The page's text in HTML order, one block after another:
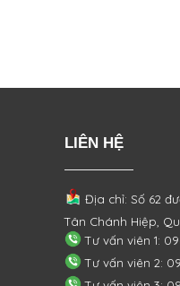
LIÊN HỆ
Địa chỉ: Số 62
Tân Chánh Hiệp,
Tư vấn viên 1:
Tư vấn viên 2: